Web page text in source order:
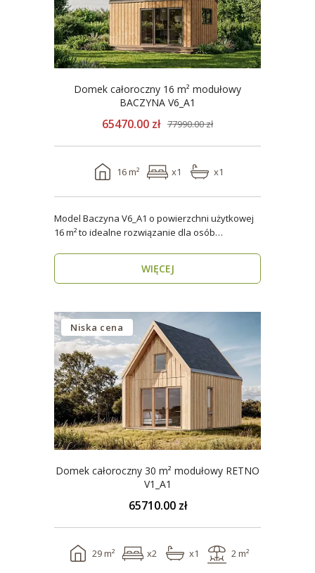
Domek całoroczny 16 m² modułowy
BACZYNA V6_A1
65470.00 zł 77990.00 zł
16 m² x1 x1
Model Baczyna V6_A1 o powierzchni użytkowej
16 m² to idealne rozwiązanie dla osób
WIĘCEJ
Niska cena
Domek całoroczny 30 m² modułowy RETNO
V1_A1
65710.00 zł
29 m² x2 x1 2 m²